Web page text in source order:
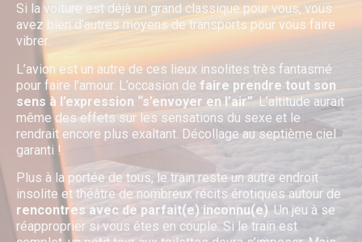
Si la voiture est déjà un grand classique pour vous, vous
avez bien d’autres moyens de transports pour vous faire
vibrer.
L’avion est un autre de ces lieux insolites très fantasmé
pour faire l’amour. L’occasion de faire prendre tout son
sens à l’expression “s’envoyer en l’air”. L’altitude aurait
même des effets sur les sensations du sexe et le
rendrait encore plus exaltant. Décollage au septième ciel
garanti !
Plus à la portée de tous, le train reste un autre endroit
insolite et théâtre de nombreux récits érotiques autour de
rencontres avec de parfait(e) inconnu(e). Un jeu à se
réapproprier si vous êtes en couple. Si le train est